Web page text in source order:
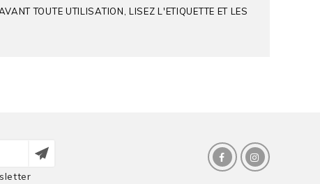
TOUTE UTILISATION, LISEZ L'ETIQUETTE ET LES